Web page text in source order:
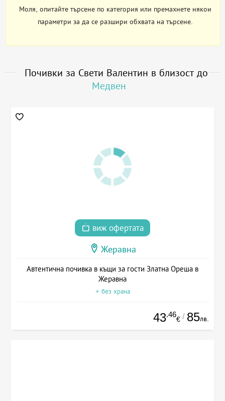
Моля, опитайте търсене по категория или премахнете някои
параметри за да се разшири обхвата на търсене.
Почивки за Свети Валентин в близост до
Медвен
виж офертата
Жеравна
Автентична почивка в къщи за гости Златна Ореша в
Жеравна
+ без храна
43.46
€ / 85лв.